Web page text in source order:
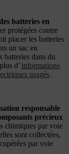
batteries en
protégées contre
placer les batteries
un sac en
batteries dans du
d’ informations
usagés.
responsable
précieux
chimiques par voie
sont collectées,
par voie